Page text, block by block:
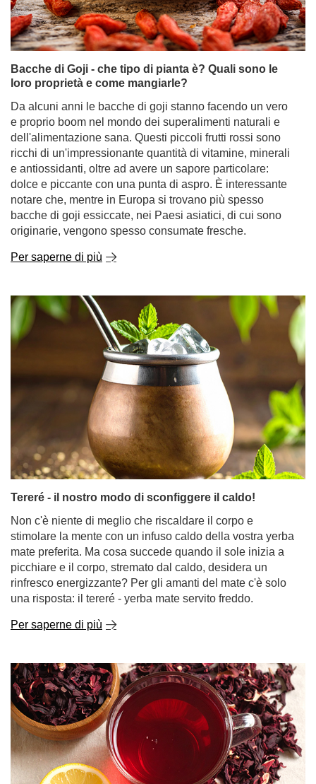
e proprio boom nel mondo dei superalimenti naturali e
dell'alimentazione sana. Questi piccoli frutti rossi sono
ricchi di un'impressionante quantità di vitamine, minerali
dolce e piccante con una punta di aspro. È interessante
notare che, mentre in Europa si trovano più spesso
bacche di goji essiccate, nei Paesi asiatici, di cui sono
originarie, vengono spesso consumate fresche.
Per saperne di più
Tereré - il nostro modo di sconfiggere il caldo!
Non c'è niente di meglio che riscaldare il corpo e
stimolare la mente con un infuso caldo della vostra yerba
mate preferita. Ma cosa succede quando il sole inizia a
picchiare e il corpo, stremato dal caldo, desidera un
rinfresco energizzante? Per gli amanti del mate c'è solo
Per saperne di più
Tè all'ibisco: sapore acidulo, colore vivace,
possibilità infinite!